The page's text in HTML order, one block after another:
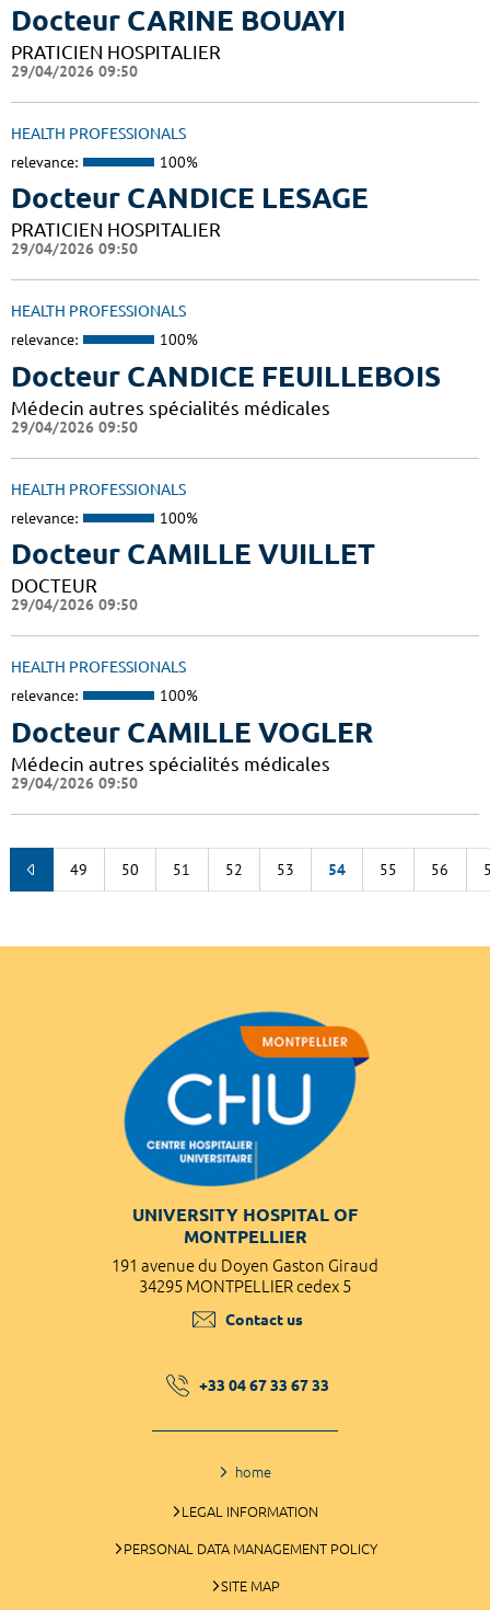
Docteur CARINE BOUAYI
PRATICIEN HOSPITALIER
29/04/2026 09:50
HEALTH PROFESSIONALS
relevance: 100%
Docteur CANDICE LESAGE
PRATICIEN HOSPITALIER
29/04/2026 09:50
HEALTH PROFESSIONALS
relevance: 100%
Docteur CANDICE FEUILLEBOIS
Médecin autres spécialités médicales
29/04/2026 09:50
HEALTH PROFESSIONALS
relevance: 100%
Docteur CAMILLE VUILLET
DOCTEUR
29/04/2026 09:50
HEALTH PROFESSIONALS
relevance: 100%
Docteur CAMILLE VOGLER
Médecin autres spécialités médicales
29/04/2026 09:50
49 50 51 52 53 54 55 56
UNIVERSITY HOSPITAL OF
MONTPELLIER
191 avenue du Doyen Gaston Giraud
34295 MONTPELLIER cedex 5
Contact us
+33 04 67 33 67 33
home
LEGAL INFORMATION
PERSONAL DATA MANAGEMENT POLICY
SITE MAP